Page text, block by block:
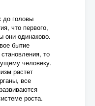
до головы
что первого,
они одинаково.
бытие
то
человеку.
растет
все
роста.